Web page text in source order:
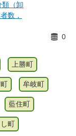
（卸
数，
0
上勝町
牟岐町
藍住町
町